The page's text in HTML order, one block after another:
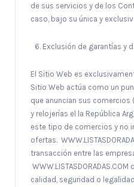
de sus servicios y de los
caso, bajo su única y
Exclusión de garantías y
El Sitio Web es
Sitio Web actúa como un
que anuncian sus comercios
y relojerías el la República
este tipo de comercios y no
ofertas.
transacción entre las
calidad, seguridad o